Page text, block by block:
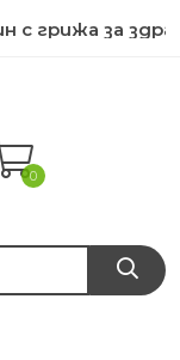
с грижа за
0